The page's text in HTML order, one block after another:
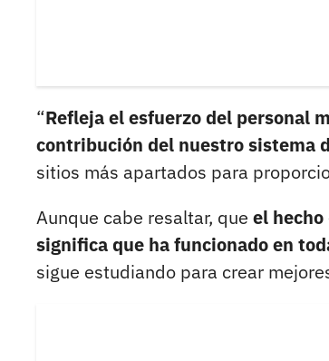
“Refleja el esfuerzo del personal
contribución del nuestro sistema
sitios más apartados para
Aunque cabe resaltar, que el
significa que ha funcionado en
sigue estudiando para crear